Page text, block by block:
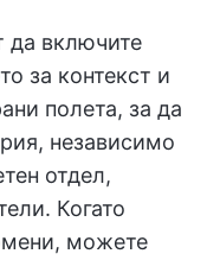
да включите
за контекст и
полета, за да
независимо
отдел,
Когато
можете